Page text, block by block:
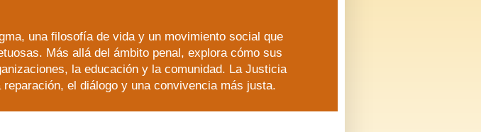
una filosofía de vida y un movimiento social que
Más allá del ámbito penal, explora cómo sus
la educación y la comunidad. La Justicia
el diálogo y una convivencia más justa.